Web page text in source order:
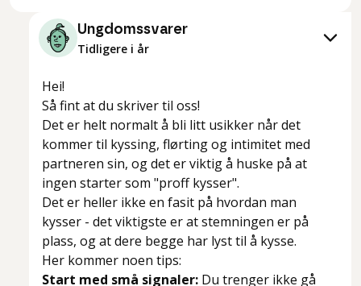
Ungdomssvarer
Tidligere i år
Hei!
Så fint at du skriver til oss!
Det er helt normalt å bli litt usikker når det
kommer til kyssing, flørting og intimitet med
partneren sin, og det er viktig å huske på at
ingen starter som "proff kysser".
Det er heller ikke en fasit på hvordan man
kysser - det viktigste er at stemningen er på
plass, og at dere begge har lyst til å kysse.
Her kommer noen tips:
Start med små signaler: Du trenger ikke gå